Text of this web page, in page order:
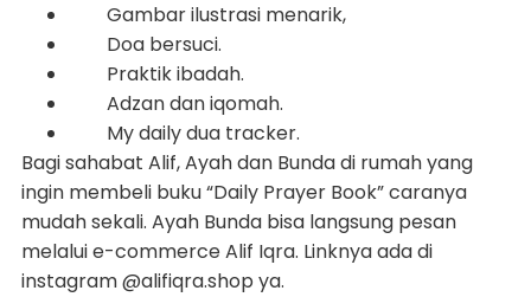
Gambar ilustrasi menarik,
Doa bersuci.
Praktik ibadah.
Adzan dan iqomah.
My daily dua tracker.
Bagi sahabat Alif, Ayah dan Bunda di rumah yang
ingin membeli buku “Daily Prayer Book” caranya
mudah sekali. Ayah Bunda bisa langsung pesan
melalui e-commerce Alif Iqra. Linknya ada di
instagram @alifiqra.shop ya.